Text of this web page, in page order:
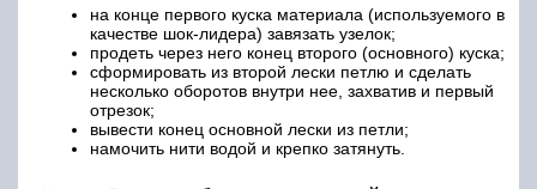
на конце первого куска материала (используемого в
качестве шок-лидера) завязать узелок;
продеть через него конец второго (основного) куска;
сформировать из второй лески петлю и сделать
несколько оборотов внутри нее, захватив и первый
отрезок;
вывести конец основной лески из петли;
намочить нити водой и крепко затянуть.